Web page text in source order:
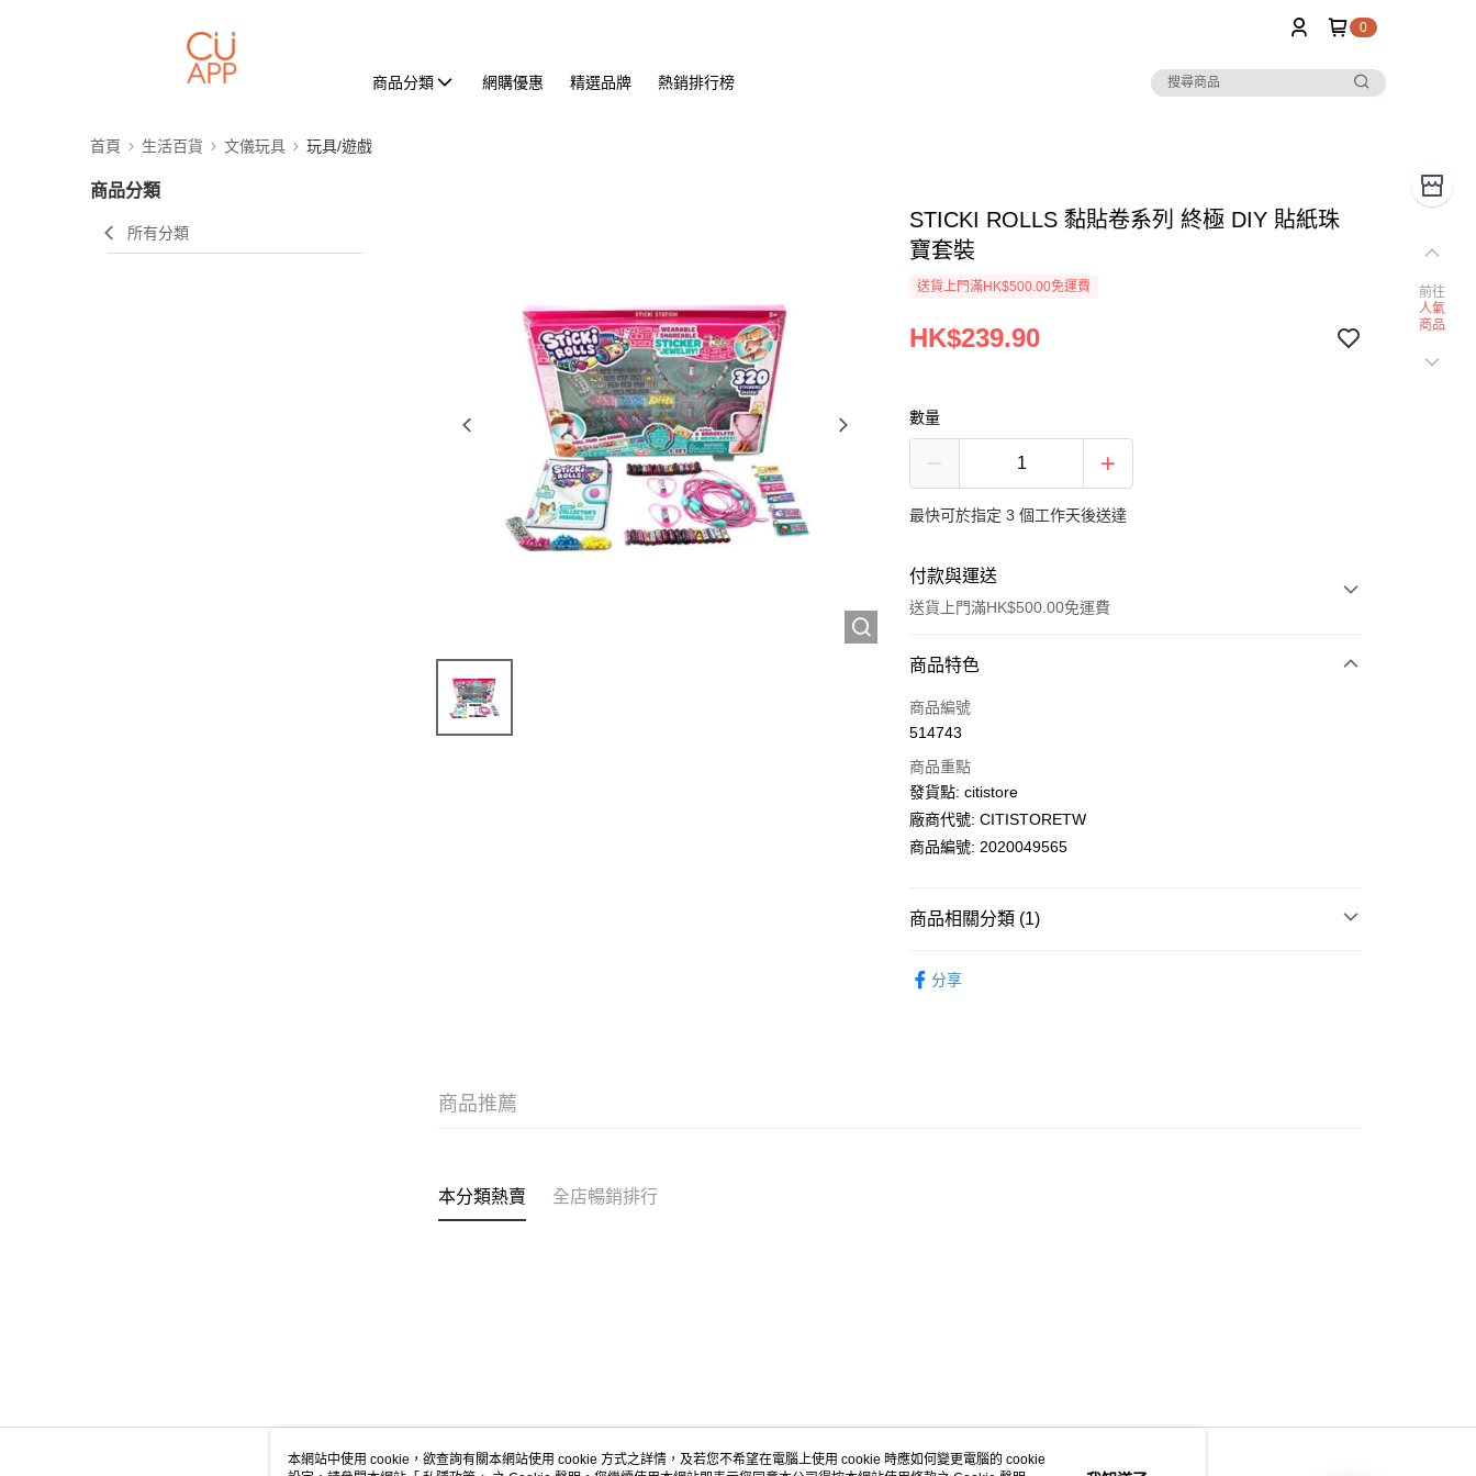
0
商品分類 網購優惠 精選品牌 熱銷排行榜
首頁 生活百貨 文儀玩具 玩具/遊戲
商品分類
所有分類
STICKI ROLLS 黏貼卷系列 終極 DIY 貼紙珠
寶套裝
送貨上門滿HK$500.00免運費
HK$239.90
數量
最快可於指定 3 個工作天後送達
付款與運送
送貨上門滿HK$500.00免運費
付款方式
信用卡
PayMe
WeChat Pay
每筆HK$100.00，滿HK$500.00或以上免運費
商品特色
商品編號
514743
商品重點
發貨點: citistore
廠商代號: CITISTORETW
商品編號: 2020049565
商品相關分類 (1)
分享
商品推薦
本分類熱賣 全店暢銷排行
前往
人氣
商品
本網站中使用 cookie，欲查詢有關本網站使用 cookie 方式之詳情，及若您不希望在電腦上使用 cookie 時應如何變更電腦的 cookie